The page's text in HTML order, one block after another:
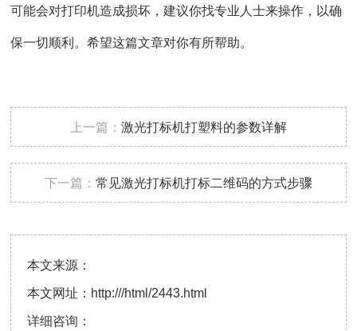
可能会对打印机造成损坏，建议你找专业人士来操作，以确
保一切顺利。希望这篇文章对你有所帮助。
上一篇： 激光打标机打塑料的参数详解
下一篇： 常见激光打标机打标二维码的方式步骤
本文来源：
本文网址： http:///html/2443.html
详细咨询：